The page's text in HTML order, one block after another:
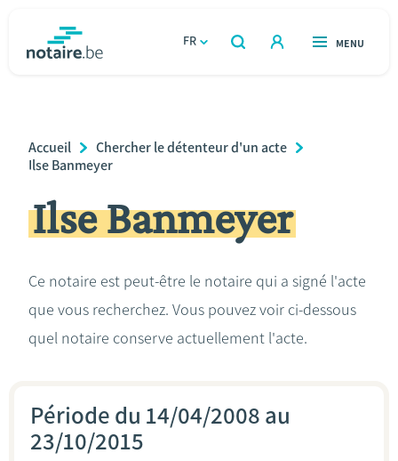
FR
OUVERT
RECHERCHER
OUVERT
MENU
Relations et vivre ensemble
Héritage et donations
Le notaire
Breadcrumb
Accueil
Chercher le détenteur d'un acte
Ilse Banmeyer
Ilse Banmeyer
Ce notaire est peut-être le notaire qui a signé l'acte
que vous recherchez. Vous pouvez voir ci-dessous
quel notaire conserve actuellement l'acte.
Période du 14/04/2008 au
23/10/2015